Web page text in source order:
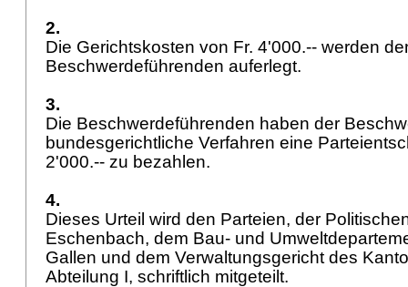
2.
Die Gerichtskosten von Fr. 4'000.-- werden
Beschwerdeführenden auferlegt.
3.
Die Beschwerdeführenden haben der
bundesgerichtliche Verfahren eine
2'000.-- zu bezahlen.
4.
Dieses Urteil wird den Parteien, der
Eschenbach, dem Bau- und
Gallen und dem Verwaltungsgericht des
Abteilung I, schriftlich mitgeteilt.